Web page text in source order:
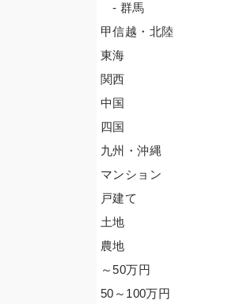
- 群馬
甲信越・北陸
東海
関西
中国
四国
九州・沖縄
マンション
戸建て
土地
農地
～50万円
50～100万円